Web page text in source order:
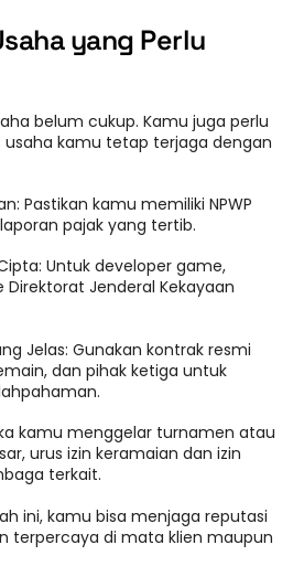
yang Perlu
belum cukup. Kamu juga perlu
kamu tetap terjaga dengan
Pastikan kamu memiliki NPWP
pajak yang tertib.
Untuk developer game,
Jenderal Kekayaan
Jelas: Gunakan kontrak resmi
dan pihak ketiga untuk
kamu menggelar turnamen atau
urus izin keramaian dan izin
terkait.
ini, kamu bisa menjaga reputasi
terpercaya di mata klien maupun